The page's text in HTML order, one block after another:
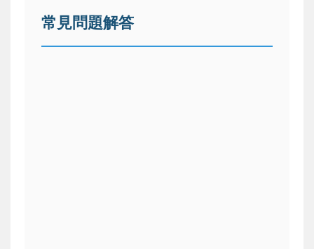
常見問題解答